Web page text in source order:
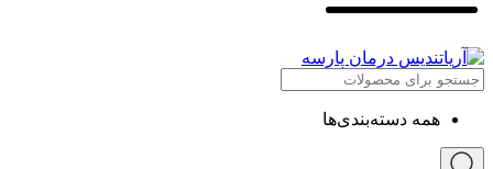
همه دسته‌بندی‌ها